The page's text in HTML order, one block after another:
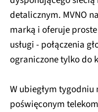
detalicznym. MVNO
marką i oferuje
usługi - połączenia
ograniczone tylko do
W ubiegłym
poświęconym